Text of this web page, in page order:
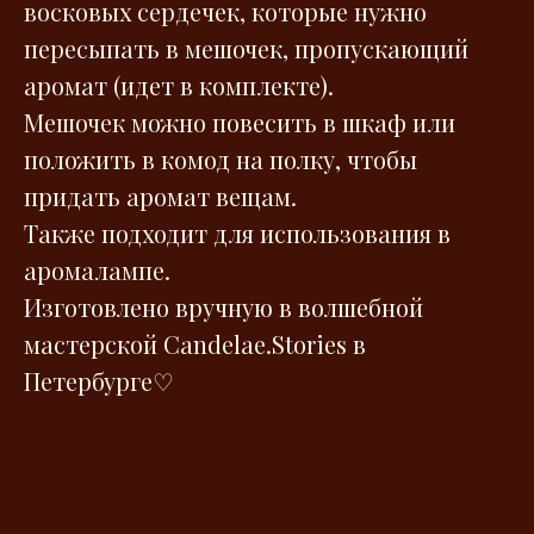
восковых сердечек, которые нужно
пересыпать в мешочек, пропускающий
аромат (идет в комплекте).
Мешочек можно повесить в шкаф или
положить в комод на полку, чтобы
придать аромат вещам.
Также подходит для использования в
аромалампе.
Изготовлено вручную в волшебной
мастерской Сandelae.Stories в
Петербурге♡